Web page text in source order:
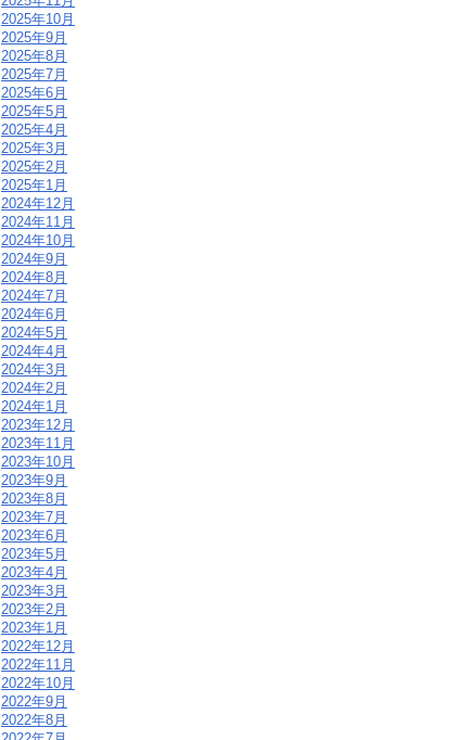
2025年10月
2025年9月
2025年8月
2025年7月
2025年6月
2025年5月
2025年4月
2025年3月
2025年2月
2025年1月
2024年12月
2024年11月
2024年10月
2024年9月
2024年8月
2024年7月
2024年6月
2024年5月
2024年4月
2024年3月
2024年2月
2024年1月
2023年12月
2023年11月
2023年10月
2023年9月
2023年8月
2023年7月
2023年6月
2023年5月
2023年4月
2023年3月
2023年2月
2023年1月
2022年12月
2022年11月
2022年10月
2022年9月
2022年8月